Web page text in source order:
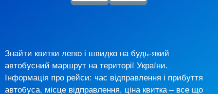
Знайти квитки легко і швидко на будь-який
автобусний маршрут на території України.
Інформація про рейси: час відправлення і прибуття
автобуса, місце відправлення, ціна квитка – все що